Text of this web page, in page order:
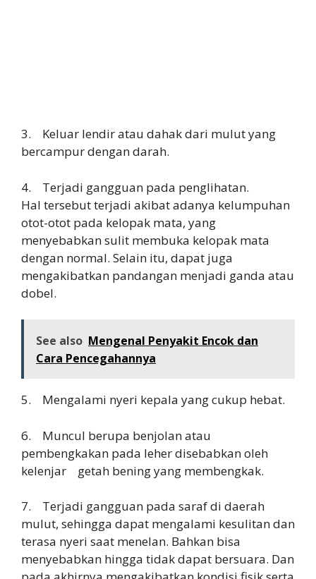
3. Keluar lendir atau dahak dari mulut yang
bercampur dengan darah.
4. Terjadi gangguan pada penglihatan.
Hal tersebut terjadi akibat adanya kelumpuhan
otot-otot pada kelopak mata, yang
menyebabkan sulit membuka kelopak mata
dengan normal. Selain itu, dapat juga
mengakibatkan pandangan menjadi ganda atau
dobel.
See also Mengenal Penyakit Encok dan
Cara Pencegahannya
5. Mengalami nyeri kepala yang cukup hebat.
6. Muncul berupa benjolan atau
pembengkakan pada leher disebabkan oleh
kelenjar getah bening yang membengkak.
7. Terjadi gangguan pada saraf di daerah
mulut, sehingga dapat mengalami kesulitan dan
terasa nyeri saat menelan. Bahkan bisa
menyebabkan hingga tidak dapat bersuara. Dan